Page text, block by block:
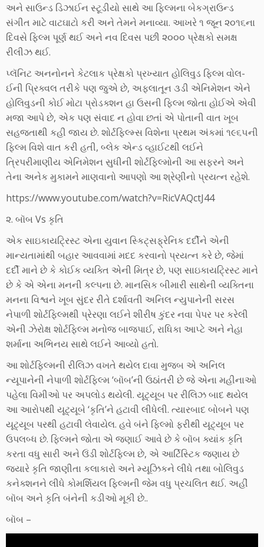
અને સાઉન્ડ ડિઝાઈન સ્ટૂડીયો સાથે આ ફિલ્મના બેકગ્રાઉન્ડ
સંગીત માટે વાટઘાટો કરી અને તેમને મનાવ્યા. આખરે ૧ જૂન ૨૦૧૬ના
દિવસે ફિલ્મ પૂર્ણ થઈ અને નવ દિવસ પછી ૨૦૦૦ પ્રેક્ષકો સમક્ષ
રીલીઝ થઈ.
પ્લૅનિટ અનનોનને કેટલાક પ્રેક્ષકો પ્રખ્યાત હોલિવુડ ફિલ્મ વોલ-
ઈની પ્રિક્વલ તરીકે પણ જુએ છે, અફલાતૂન ૩ડી એનિમેશન એને
હોલિવુડની કોઈ મોટા પ્રોડક્શન હા ઉસની ફિલ્મ જોતા હોઈએ એવી
મજા આપે છે, એક પણ સંવાદ ન હોવા છતાં એ પોતાની વાત ખૂબ
સહજતાથી કહી જાય છે. શોર્ટફિલ્મ્સ વિશેના પ્રથમ અંકમાં ૧૯૬૫ની
ફિલ્મ વિશે વાત કરી હતી, બ્લેક એન્ડ વ્હાઈટથી લઈને
ત્રિપરીમાણીય એનિમેશન સુધીની શોર્ટફિલ્મોની આ સફરને અને
તેના અનેક મુકામને માણવાનો આપણો આ શ્રેણીનો પ્રયત્ન રહેશે.
https://www.youtube.com/watch?v=RicVAQctJ44
૨. બૉબ Vs કૃતિ
એક સાઇકાયટ્રિસ્ટ એના યુવાન સ્કિટ્સફ્રેનિક દર્દીને એની
માન્યતામાંથી બહાર આવવામાં મદદ કરવાનો પ્રયત્ન કરે છે, જેમાં
દર્દી માને છે કે કોઈક વ્યક્તિ એની મિત્ર છે, પણ સાઇકાયટ્રિસ્ટ માને
છે કે એ એના મનની કલ્પના છે. માનસિક બીમારી સાથેની વ્યક્તિના
મનના વિશ્વને ખૂબ સુંદર રીતે દર્શાવતી અનિલ ન્યુપાનેની સરસ
નેપાળી શોર્ટફિલ્મથી પ્રેરણા લઈને શીરીષ કુંદર નવા પેપર પર કરેલી
એની ઝેરોક્ષ શોર્ટફિલ્મ મનોજ બાજપાઈ, રાધિકા આપ્ટે અને નેહા
શર્માના અભિનય સાથે લઈને આવ્યો હતો.
આ શોર્ટફિલ્મની રીલિઝ વખતે થયેલ દાવા મુજબ એ અનિલ
ન્યૂપાનેની નેપાળી શોર્ટફિલ્મ ‘બૉબ’ની ઉઠાંતરી છે જે એના મહીનાઓ
પહેલા વિમીઓ પર અપલોડ થયેલી. યૂટ્યૂબ પર રીલિઝ બાદ થયેલ
આ આરોપથી યૂટ્યૂબે ‘કૃતિ’ને હટાવી લીધેલી. ત્યારબાદ બોબને પણ
યૂટ્યૂબ પરથી હટાવી લેવાયેલ. હવે બંને ફિલ્મો ફરીથી યૂટ્યૂબ પર
ઉપલબ્ધ છે. ફિલ્મને જોતા એ જણાઈ આવે છે કે બૉબ ક્યાંક કૃતિ
કરતા વધુ સારી અને ઉંડી શોર્ટફિલ્મ છે, એ આર્ટિસ્ટિક જણાય છે
જ્યારે કૃતિ જાણીતા કલાકારો અને મ્યૂઝિકને લીધે તથા બોલિવુડ
કનેક્શનને લીધે કોમર્શિયલ ફિલ્મની જેમ વધુ પ્રચલિત થઈ. અહીં
બૉબ અને કૃતિ બંનેની કડીઓ મૂકી છે..
બૉબ –